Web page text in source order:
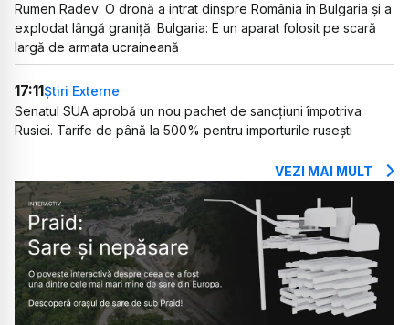
Rumen Radev: O dronă a intrat dinspre România în Bulgaria și a
explodat lângă graniță. Bulgaria: E un aparat folosit pe scară
largă de armata ucraineană
17:11Știri Externe
Senatul SUA aprobă un nou pachet de sancțiuni împotriva
Rusiei. Tarife de până la 500% pentru importurile rusești
VEZI MAI MULT